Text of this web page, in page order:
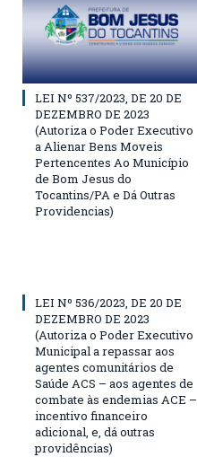
LEI Nº 537/2023, DE 20 DE
DEZEMBRO DE 2023
(Autoriza o Poder Executivo
a Alienar Bens Moveis
Pertencentes Ao Município
de Bom Jesus do
Tocantins/PA e Dá Outras
Providencias)
LEI Nº 536/2023, DE 20 DE
DEZEMBRO DE 2023
(Autoriza o Poder Executivo
Municipal a repassar aos
agentes comunitários de
Saúde ACS – aos agentes de
combate às endemias ACE –
incentivo financeiro
adicional, e, dá outras
providências)